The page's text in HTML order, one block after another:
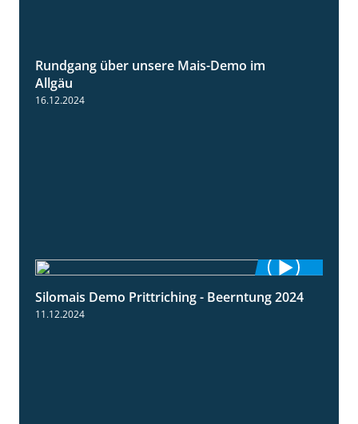
Rundgang über unsere Mais-Demo im
Allgäu
16.12.2024
12:28
Silomais Demo Prittriching - Beerntung 2024
11.12.2024